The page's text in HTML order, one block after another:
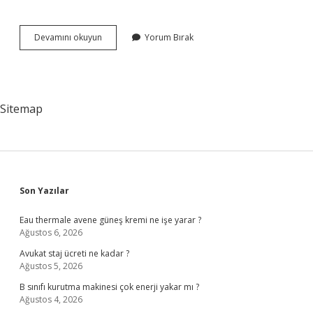
Devamını okuyun
Insan
Yorum Bırak
Sitemap
Sidebar
Son Yazılar
Eau thermale avene güneş kremi ne işe yarar ?
Ağustos 6, 2026
Avukat staj ücreti ne kadar ?
Ağustos 5, 2026
B sınıfı kurutma makinesi çok enerji yakar mı ?
Ağustos 4, 2026